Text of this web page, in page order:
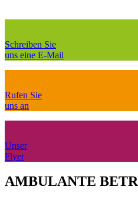
Schreiben Sie
uns eine E-Mail
Rufen Sie
uns an
Unser
Flyer
AMBULANTE